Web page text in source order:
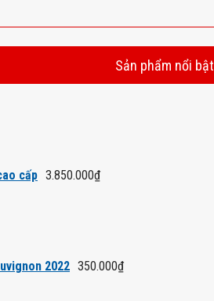
Sản phẩm nổi bật
cấp 3.850.000₫
2022 350.000₫